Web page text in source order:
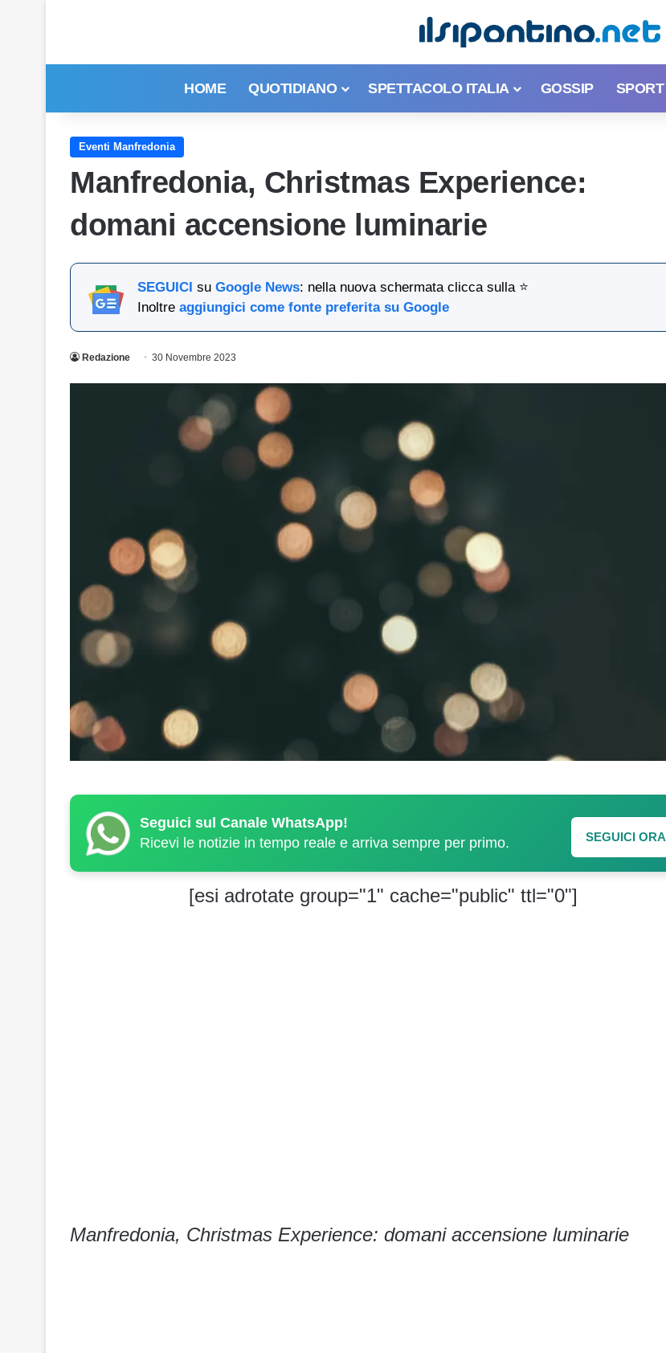
HOME QUOTIDIANO SPETTACOLO ITALIA GOSSIP SPORT
Eventi Manfredonia
Manfredonia, Christmas Experience:
domani accensione luminarie
SEGUICI su Google News: nella nuova schermata clicca sulla ⭐
Inoltre aggiungici come fonte preferita su Google
Redazione 30 Novembre 2023
Seguici sul Canale WhatsApp!
Ricevi le notizie in tempo reale e arriva sempre per primo.
SEGUICI ORA
[esi adrotate group="1" cache="public" ttl="0"]
Manfredonia, Christmas Experience: domani accensione luminarie